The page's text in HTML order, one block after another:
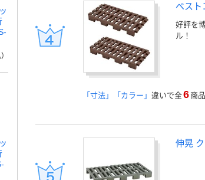
ベスト
好評を
ル！
「寸法」「カラー」 違いで全6 商
伸晃